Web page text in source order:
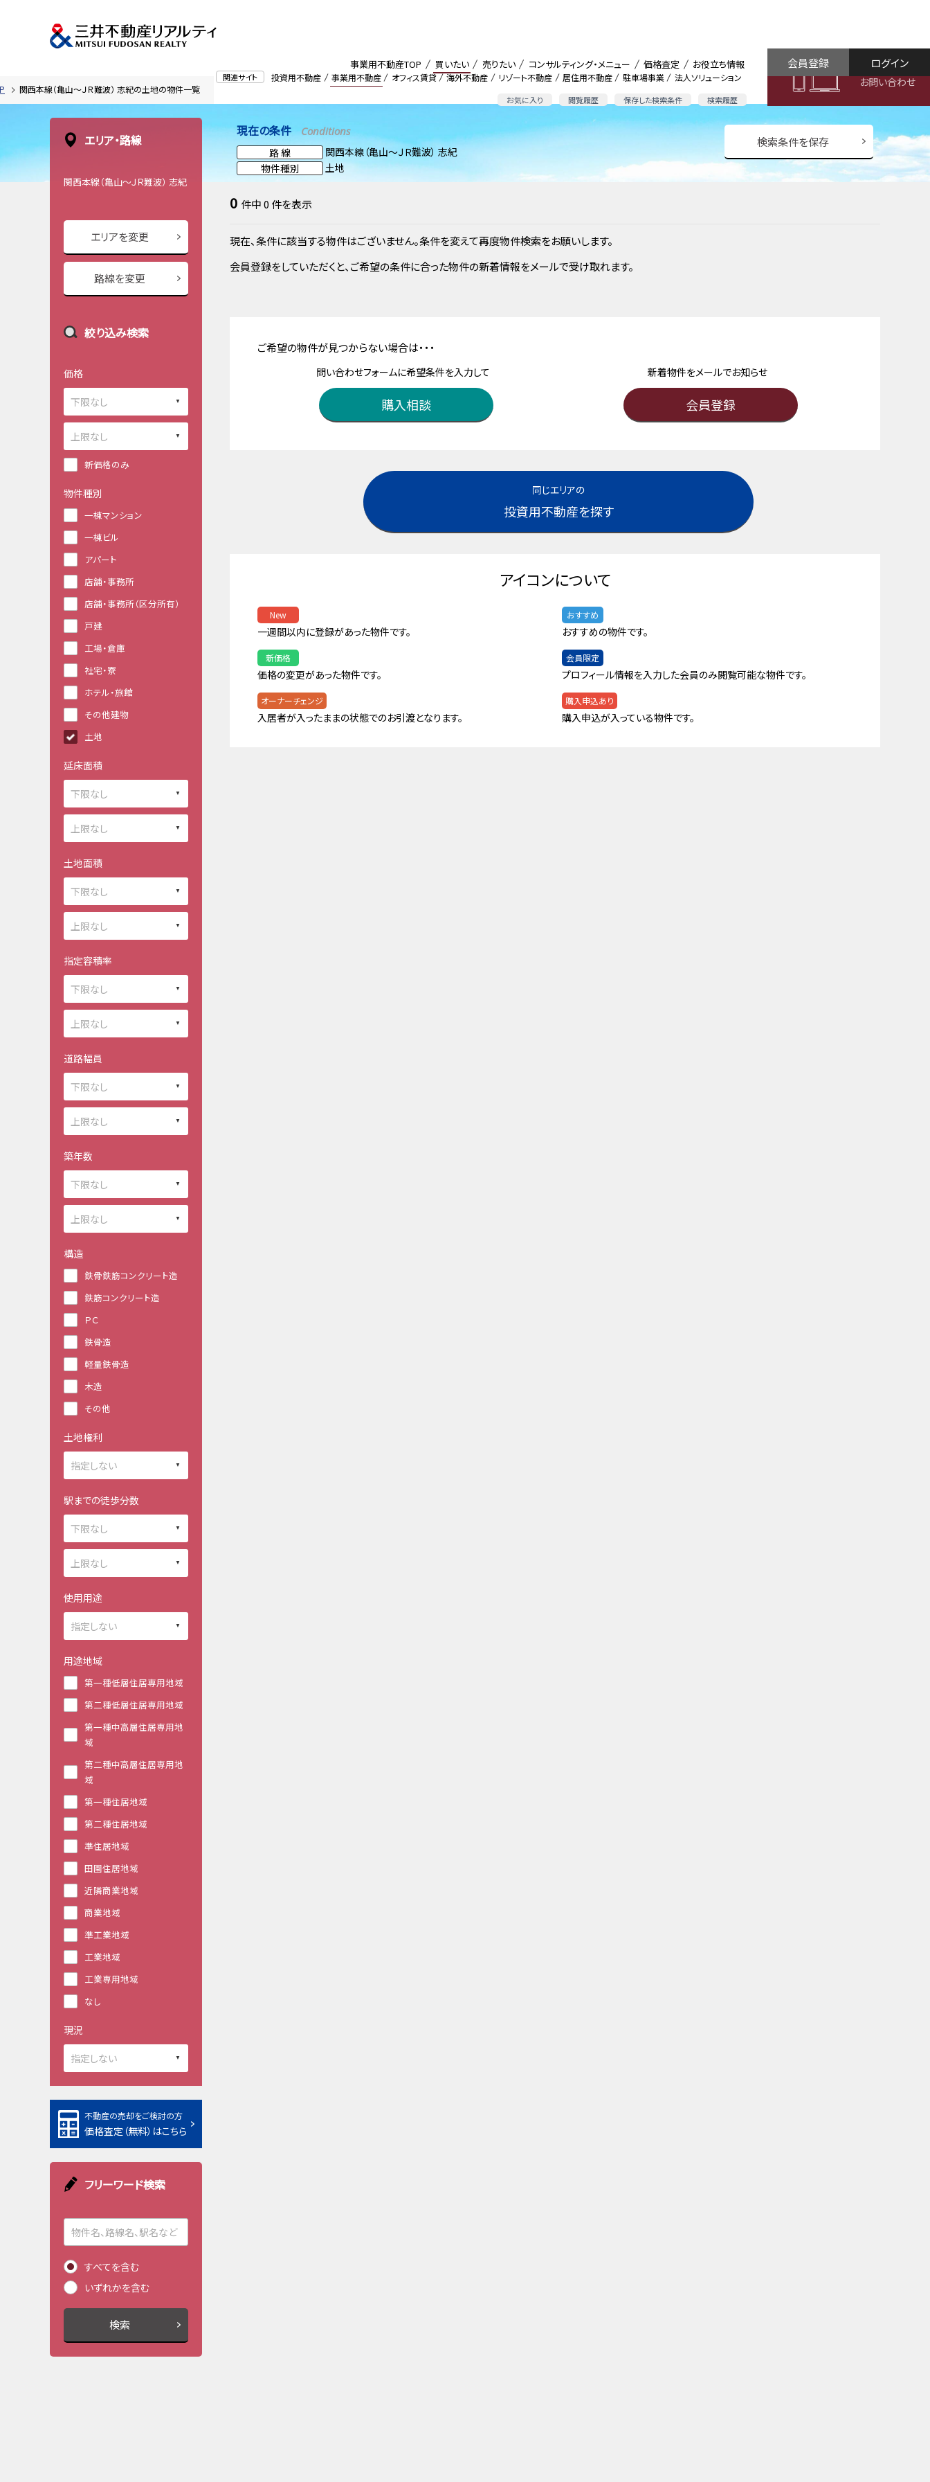
関連サイト 投資用不動産 事業用不動産 オフィス賃貸 海外不動産 リゾート不動産 居住用不動産 駐車場事業 法人ソリューション
お気に入り 閲覧履歴 保存した検索条件 検索履歴
事業用不動産TOP 買いたい 売りたい コンサルティング・メニュー 価格査定 お役立ち情報
お問い合わせ
ログイン
会員登録
関西本線（亀山～ＪＲ難波） 志紀の土地の物件一覧
現在の条件 Conditions
路 線
関西本線（亀山～ＪＲ難波） 志紀
物件種別
土地
検索条件を保存
0 件中0 件を表示
現在、条件に該当する物件はございません。条件を変えて再度物件検索をお願いします。
会員登録をしていただくと、ご希望の条件に合った物件の新着情報をメールで受け取れます。
ご希望の物件が見つからない場合は・・・
問い合わせフォームに希望条件を入力して
購入相談
新着物件をメールでお知らせ
会員登録
同じエリアの
投資用不動産を探す
アイコンについて
New
一週間以内に登録があった物件です。
おすすめ
おすすめの物件です。
新価格
価格の変更があった物件です。
会員限定
プロフィール情報を入力した会員のみ閲覧可能な物件です。
オーナーチェンジ
入居者が入ったままの状態でのお引渡となります。
購入申込あり
購入申込が入っている物件です。
エリア・路線
関西本線（亀山～ＪＲ難波） 志紀
エリアを変更
路線を変更
絞り込み検索
価格
新価格のみ
物件種別
一棟マンション
一棟ビル
アパート
店舗・事務所
店舗・事務所（区分所有）
戸建
工場・倉庫
社宅・寮
ホテル・旅館
その他建物
土地
延床面積
土地面積
指定容積率
道路幅員
築年数
構造
鉄骨鉄筋コンクリート造
鉄筋コンクリート造
ＰＣ
鉄骨造
軽量鉄骨造
木造
その他
土地権利
駅までの徒歩分数
使用用途
用途地域
第一種低層住居専用地域
第二種低層住居専用地域
第一種中高層住居専用地
域
第二種中高層住居専用地
域
第一種住居地域
第二種住居地域
準住居地域
田園住居地域
近隣商業地域
商業地域
準工業地域
工業地域
工業専用地域
なし
現況
不動産の売却をご検討の方
価格査定（無料）はこちら
フリーワード検索
すべてを含む
いずれかを含む
検索